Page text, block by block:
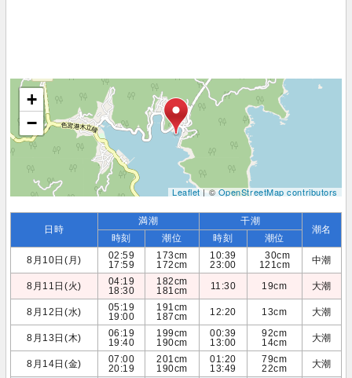
+
−
Leaflet| ©OpenStreetMap contributors
日時
満潮 干潮
潮名
時刻 潮位 時刻
潮位
8月10日(月)
02:59
17:59
173cm
172cm
10:39
23:00
30cm
121cm
中潮
8月11日(火)
04:19
18:30
182cm
181cm
11:30 19cm 大潮
8月12日(水)
05:19
19:00
191cm
187cm
12:20 13cm 大潮
8月13日(木)
06:19
19:40
199cm
190cm
00:39
13:00
92cm
14cm
大潮
8月14日(金)
07:00
20:19
201cm
190cm
01:20
13:49
79cm
22cm
大潮